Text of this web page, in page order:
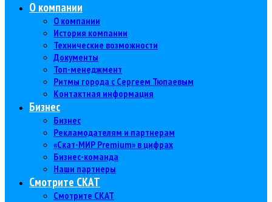
О компании
О компании
История компании
Технические возможности
Документы
Топ-менеджмент
Ритмы города с Сергеем Тюпаевым
Контактная информация
Бизнес
Бизнес
Рекламодателям и партнерам
«Скат-МИР Premium» в цифрах
Бизнес-команда
Наши партнеры
Смотрите СКАТ
Смотрите СКАТ